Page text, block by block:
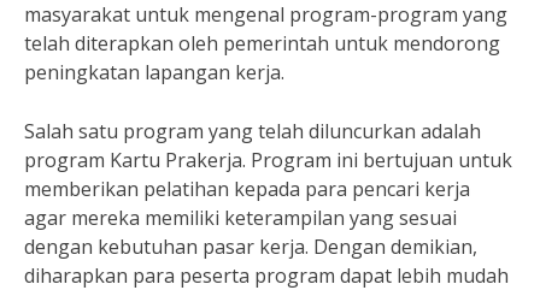
masyarakat untuk mengenal program-program yang
telah diterapkan oleh pemerintah untuk mendorong
peningkatan lapangan kerja.
Salah satu program yang telah diluncurkan adalah
program Kartu Prakerja. Program ini bertujuan untuk
memberikan pelatihan kepada para pencari kerja
agar mereka memiliki keterampilan yang sesuai
dengan kebutuhan pasar kerja. Dengan demikian,
diharapkan para peserta program dapat lebih mudah